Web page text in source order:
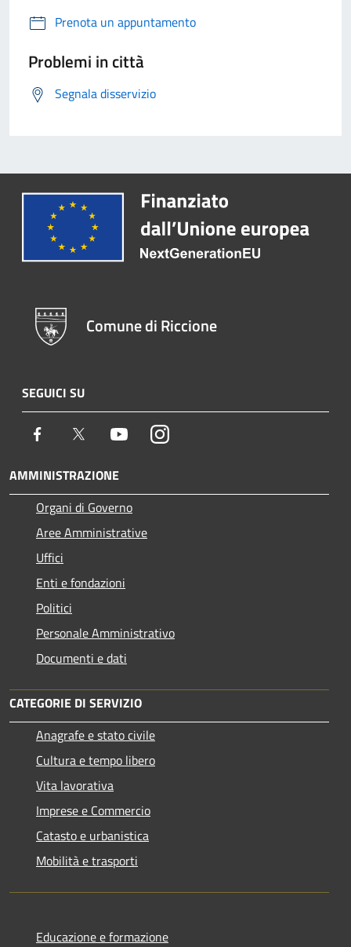
Prenota un appuntamento
Problemi in città
Segnala disservizio
Comune di Riccione
SEGUICI SU
Facebook Twitter YoutubeInstagram
AMMINISTRAZIONE
Organi di Governo
Aree Amministrative
Uffici
Enti e fondazioni
Politici
Personale Amministrativo
Documenti e dati
CATEGORIE DI SERVIZIO
Anagrafe e stato civile
Cultura e tempo libero
Vita lavorativa
Imprese e Commercio
Catasto e urbanistica
Mobilità e trasporti
Educazione e formazione